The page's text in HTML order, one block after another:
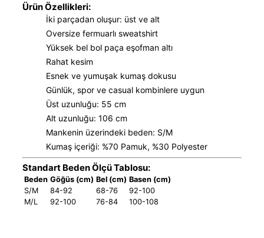
Ürün Özellikleri:
İki parçadan oluşur: üst ve alt
Oversize fermuarlı sweatshirt
Yüksek bel bol paça eşofman altı
Rahat kesim
Esnek ve yumuşak kumaş dokusu
Günlük, spor ve casual kombinlere uygun
Üst uzunluğu: 55 cm
Alt uzunluğu: 106 cm
Mankenin üzerindeki beden: S/M
Kumaş içeriği: %70 Pamuk, %30 Polyester
Standart Beden Ölçü Tablosu:
Beden Göğüs (cm) Bel (cm) Basen (cm)
S/M
84-92 68-76
92-100
M/L
92-100 76-84 100-108